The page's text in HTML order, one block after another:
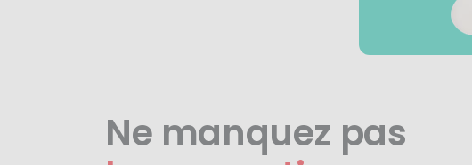
Ne manquez pas